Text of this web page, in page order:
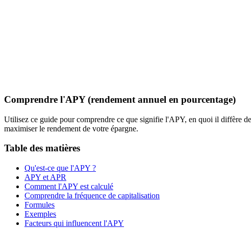
Comprendre l'APY (rendement annuel en pourcentage)
Utilisez ce guide pour comprendre ce que signifie l'APY, en quoi il diffère
maximiser le rendement de votre épargne.
Table des matières
Qu'est-ce que l'APY ?
APY et APR
Comment l'APY est calculé
Comprendre la fréquence de capitalisation
Formules
Exemples
Facteurs qui influencent l'APY